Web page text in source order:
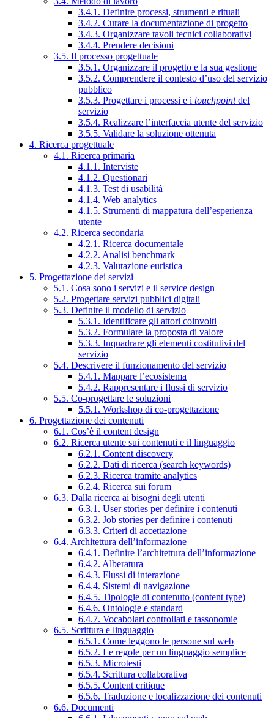
3.4.1. Definire processi, strumenti e rituali
3.4.2. Curare la documentazione di progetto
3.4.3. Organizzare tavoli tecnici collaborativi
3.4.4. Prendere decisioni
3.5. Il processo progettuale
3.5.1. Organizzare il progetto e la sua gestione
3.5.2. Comprendere il contesto d’uso del servizio
pubblico
3.5.3. Progettare i processi e i touchpointdel
servizio
3.5.4. Realizzare l’interfaccia utente del servizio
3.5.5. Validare la soluzione ottenuta
4. Ricerca progettuale
4.1. Ricerca primaria
4.1.1. Interviste
4.1.2. Questionari
4.1.3. Test di usabilità
4.1.4. Web analytics
4.1.5. Strumenti di mappatura dell’esperienza
utente
4.2. Ricerca secondaria
4.2.1. Ricerca documentale
4.2.2. Analisi benchmark
4.2.3. Valutazione euristica
5. Progettazione dei servizi
5.1. Cosa sono i servizi e il service design
5.2. Progettare servizi pubblici digitali
5.3. Definire il modello di servizio
5.3.1. Identificare gli attori coinvolti
5.3.2. Formulare la proposta di valore
5.3.3. Inquadrare gli elementi costitutivi del
servizio
5.4. Descrivere il funzionamento del servizio
5.4.1. Mappare l’ecosistema
5.4.2. Rappresentare i flussi di servizio
5.5. Co-progettare le soluzioni
5.5.1. Workshop di co-progettazione
6. Progettazione dei contenuti
6.1. Cos’è il content design
6.2. Ricerca utente sui contenuti e il linguaggio
6.2.1. Content discovery
6.2.2. Dati di ricerca (search keywords)
6.2.3. Ricerca tramite analytics
6.2.4. Ricerca sui forum
6.3. Dalla ricerca ai bisogni degli utenti
6.3.1. User stories per definire i contenuti
6.3.2. Job stories per definire i contenuti
6.3.3. Criteri di accettazione
6.4. Architettura dell’informazione
6.4.1. Definire l’architettura dell’informazione
6.4.2. Alberatura
6.4.3. Flussi di interazione
6.4.4. Sistemi di navigazione
6.4.5. Tipologie di contenuto (content type)
6.4.6. Ontologie e standard
6.4.7. Vocabolari controllati e tassonomie
6.5. Scrittura e linguaggio
6.5.1. Come leggono le persone sul web
6.5.2. Le regole per un linguaggio semplice
6.5.3. Microtesti
6.5.4. Scrittura collaborativa
6.5.5. Content critique
6.5.6. Traduzione e localizzazione dei contenuti
6.6. Documenti